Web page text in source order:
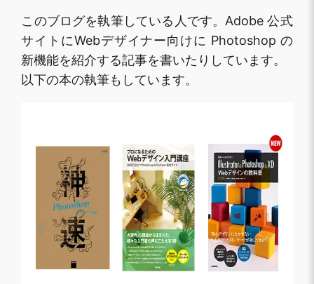
このブログを執筆している人です。Adobe 公式
サイトにWebデザイナー向けに Photoshop の
新機能を紹介する記事を書いたりしています。
以下の本の執筆もしています。